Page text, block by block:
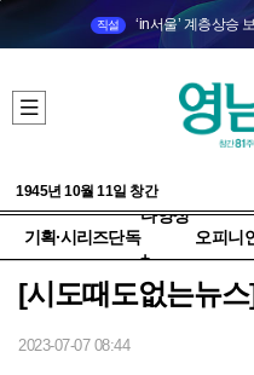
직설 ‘in서울’ 계층상승
1945년 10월 11일 창간
기획·시리즈단독
다양성
+
오피니
[시도때도없는뉴
2023-07-07 08:44